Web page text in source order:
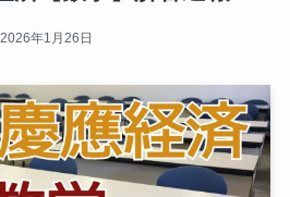
2026年1月26日